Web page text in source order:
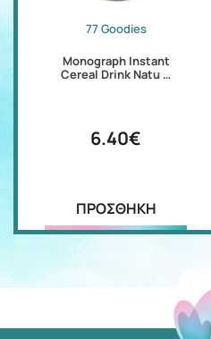
77 Goodies
Monograph Instant
Cereal Drink Natu …
6.40€
ΠΡΟΣΘΗΚΗ